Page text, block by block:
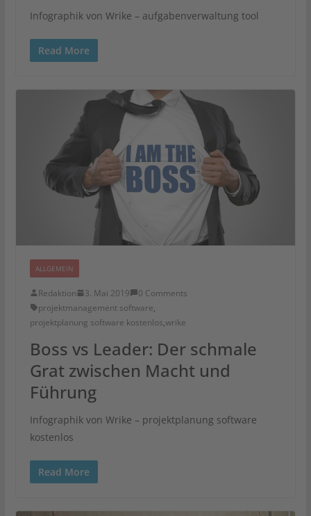
Infographik von Wrike – aufgabenverwaltung tool
Read More
ALLGEMEIN
Redaktion 3. Mai 2019
0 Comments
projektmanagement software,
projektplanung software kostenlos,wrike
Boss vs Leader: Der schmale
Grat zwischen Macht und
Führung
Infographik von Wrike – projektplanung software
kostenlos
Read More